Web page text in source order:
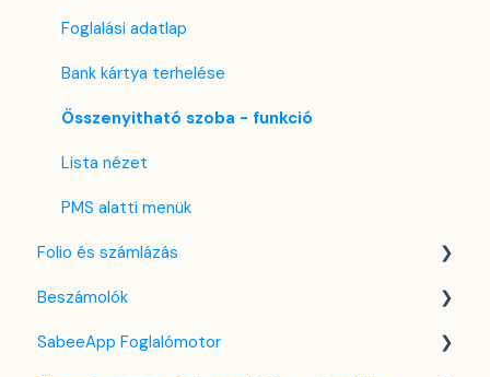
Szolgáltatások
Email sablonok beállítása
Housekeeping
Számla beállítások
Előfizetés
Regisztrációs adatlap
Egyéni mező
Kuponok
Foglalási adatlap
Bank kártya terhelése
Összenyitható szoba - funkció
Lista nézet
PMS alatti menük
Folio és számlázás
Folio kezelése
Számlákkal kapcsolatos tudnivalók
Beszámolók
Front Office Beszámolók
SabeeApp Foglalómotor